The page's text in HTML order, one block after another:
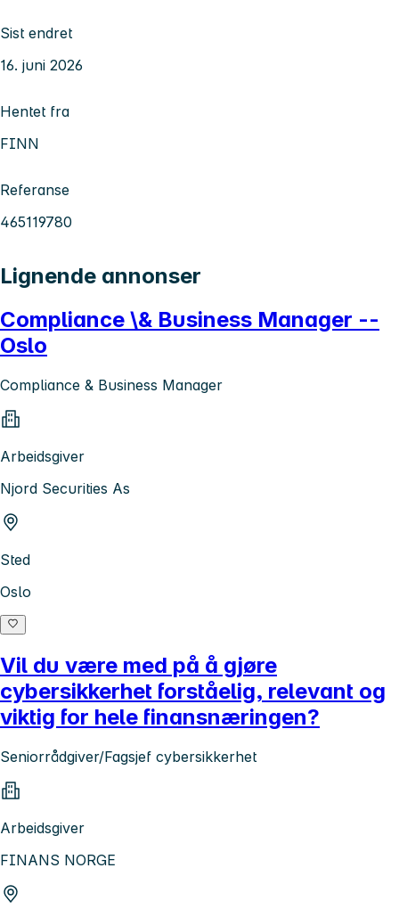
Sist endret
16. juni 2026
Hentet fra
FINN
Referanse
465119780
Lignende annonser
Compliance \& Business Manager --
Oslo
Compliance & Business Manager
Arbeidsgiver
Njord Securities As
Sted
Oslo
Vil du være med på å gjøre
cybersikkerhet forståelig, relevant og
viktig for hele finansnæringen?
Seniorrådgiver/Fagsjef cybersikkerhet
Arbeidsgiver
FINANS NORGE